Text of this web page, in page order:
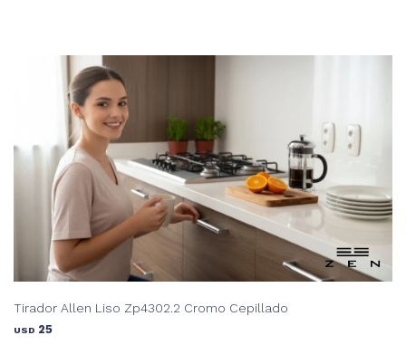
Tirador Allen Liso Zp4302.2 Cromo Cepillado
USD 25